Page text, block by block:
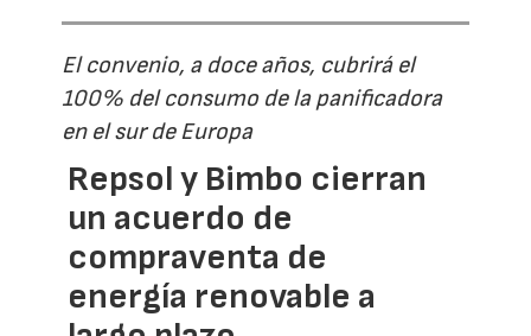
El convenio, a doce años, cubrirá el
100% del consumo de la panificadora
en el sur de Europa
Repsol y Bimbo cierran
un acuerdo de
compraventa de
energía renovable a